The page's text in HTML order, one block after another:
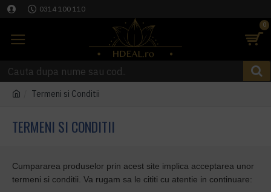
0314 100 110
0
Termeni si Conditii
TERMENI SI CONDITII
Cumpararea produselor prin acest site implica acceptarea unor
termeni si conditii. Va rugam sa le cititi cu atentie in continuare: